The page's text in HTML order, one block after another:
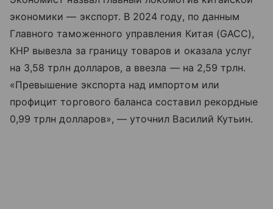
экономики — экспорт. В 2024 году, по данным
Главного таможенного управления Китая (GACC),
КНР вывезла за границу товаров и оказала услуг
на 3,58 трлн долларов, а ввезла — на 2,59 трлн.
«Превышение экспорта над импортом или
профицит торгового баланса составил рекордные
0,99 трлн долларов», — уточнил Василий Кутьин.